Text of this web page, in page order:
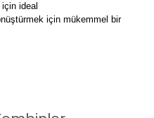
ideal
için mükemmel bir